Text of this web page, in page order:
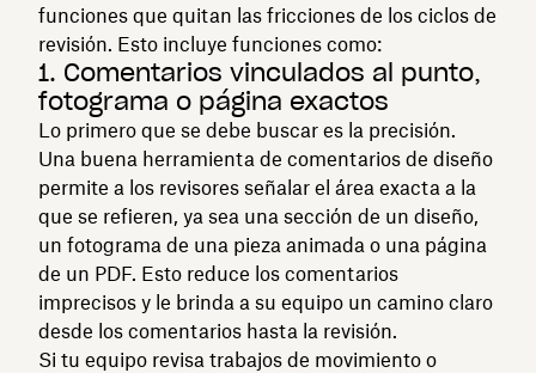
funciones que quitan las fricciones de los ciclos de
revisión. Esto incluye funciones como:
1. Comentarios vinculados al punto,
fotograma o página exactos
Lo primero que se debe buscar es la precisión.
Una buena herramienta de comentarios de diseño
permite a los revisores señalar el área exacta a la
que se refieren, ya sea una sección de un diseño,
un fotograma de una pieza animada o una página
de un PDF. Esto reduce los comentarios
imprecisos y le brinda a su equipo un camino claro
desde los comentarios hasta la revisión.
Si tu equipo revisa trabajos de movimiento o